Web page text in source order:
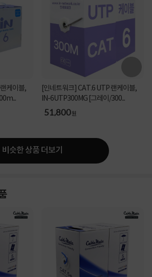
케이블,
[인네트워크] CAT.6 UTP 랜케이블,
IN-6UTP300MG [그레이/300...
51,800원
비슷한 상품 더보기